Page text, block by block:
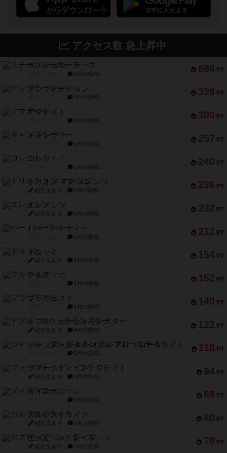
アクセス数 急上昇中
686 PT
スチームローラーズ
2件の投稿
326 PT
テンプテーション
2件の投稿
300 PT
アマナイト
1件の投稿
257 PT
ギャンブラー
2件の投稿
240 PT
コレクト！
1件の投稿
236 PT
トリオンフ ア マレンゴ
紹介文あり 1件の投稿
232 PT
エレメンツ
紹介文あり 4件の投稿
212 PT
バー！パーティー
1件の投稿
154 PT
ギョッと
紹介文あり 1件の投稿
152 PT
クルティボ
1件の投稿
140 PT
ブラヴェスト
1件の投稿
122 PT
ドブル：ポケットモンスター
紹介文あり 4件の投稿
118 PT
ジャンヌ・ダルク-オルレアン ドロー＆ライト
5件の投稿
94 PT
ファースト・イン・フライト
紹介文あり 3件の投稿
88 PT
ダイススローン
1件の投稿
80 PT
ガルフストライク
紹介文あり 1件の投稿
79 PT
モズビ－ズ・レイダ－ズ
紹介文あり 1件の投稿